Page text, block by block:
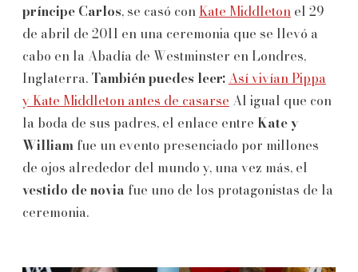
príncipe Carlos, se casó con Kate Middleton el 29
de abril de 2011 en una ceremonia que se llevó a
cabo en la Abadía de Westminster en Londres,
Inglaterra. También puedes leer:Así vivían Pippa
y Kate Middleton antes de casarse Al igual que con
la boda de sus padres, el enlace entre Kate y
William fue un evento presenciado por millones
de ojos alrededor del mundo y, una vez más, el
vestido de novia fue uno de los protagonistas de la
ceremonia.